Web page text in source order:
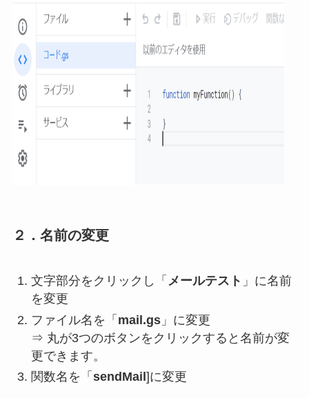
２．名前の変更
文字部分をクリックし「 メールテスト 」に名前
を変更
ファイル名を「 mail.gs」に変更
⇒ 丸が3つのボタンをクリックすると名前が変
更できます。
関数名を「 sendMail ]に変更